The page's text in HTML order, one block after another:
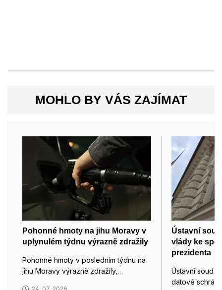
MOHLO BY VÁS ZAJÍMAT
Pohonné hmoty na jihu Moravy v
uplynulém týdnu výrazně zdražily
Pohonné hmoty v posledním týdnu na
jihu Moravy výrazně zdražily,…
Ústavní
vlády ke
prezidenta
Ústavní soud
datové